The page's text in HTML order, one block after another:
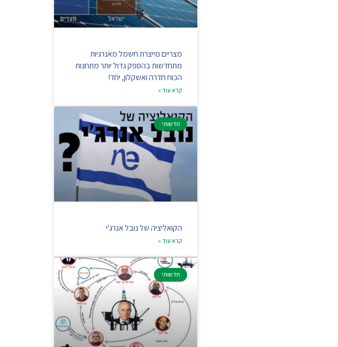
מצריים מייצרת חשמל מאנרגיות
מתחדשות בהספק גדול יותר מתחנות
הכוח חדרה ואשקלון, יחד!
קרא עוד »
חדשותי
הקואליציה של נובל אנרג'י
קרא עוד »
חדשותי